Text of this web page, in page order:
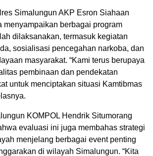
Simalungun AKP Esron Siahaan
menyampaikan berbagai program
dilaksanakan, termasuk kegiatan
sosialisasi pencegahan narkoba, dan
masyarakat. “Kami terus berupaya
pembinaan dan pendekatan
untuk menciptakan situasi Kamtibmas
KOMPOL Hendrik Situmorang
evaluasi ini juga membahas strategi
menjelang berbagai event penting
di wilayah Simalungun. “Kita